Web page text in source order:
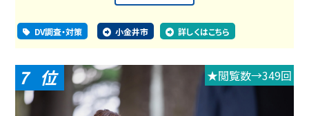
DV調査・対策 小金井市 詳しくはこちら
7 ★閲覧数→349回